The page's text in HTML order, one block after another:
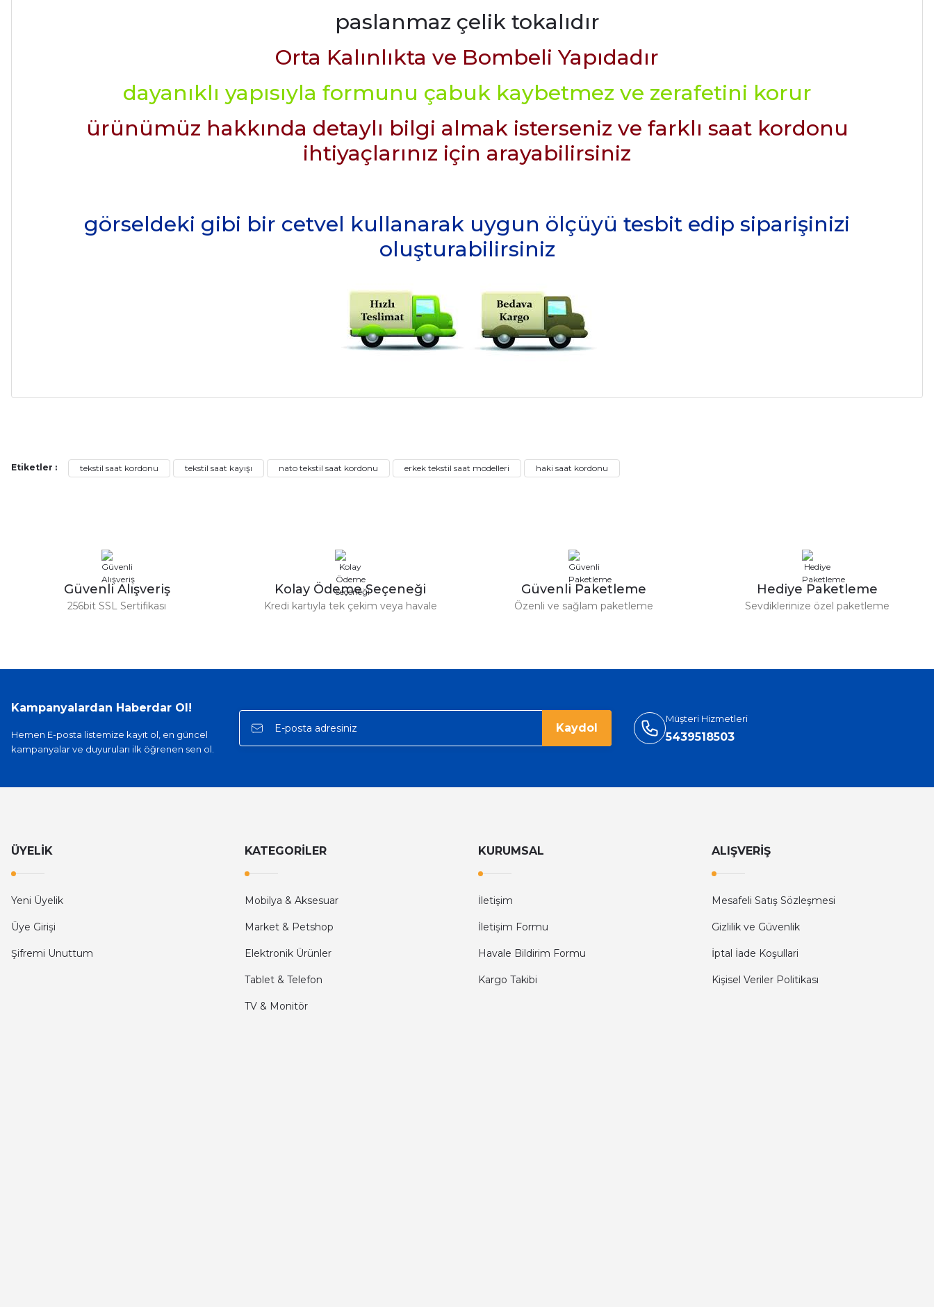
paslanmaz çelik tokalıdır
Orta Kalınlıkta ve Bombeli Yapıdadır
dayanıklı yapısıyla formunu çabuk kaybetmez ve zerafetini korur
ürünümüz hakkında detaylı bilgi almak isterseniz ve farklı saat kordonu
ihtiyaçlarınız için arayabilirsiniz
görseldeki gibi bir cetvel kullanarak uygun ölçüyü tesbit edip siparişinizi
oluşturabilirsiniz
Serdar Keskin | 19/05/2026
Swatch yos Model saatime aldim arayip teyit aldiktan sonra yolladılar saatimede tam oldu
Mehmet Kenan | 18/02/2026
Hızlı kargo, iyi iletişim
Onur Kerem Öztürk | 28/07/2025
mehmet yıldız | 19/06/2025
Etiketler : tekstil saat kordonu tekstil saat kayışı nato tekstil saat kordonu erkek tekstil saat modelleri haki saat kordonu
Güvenli Alışveriş
256bit SSL Sertifikası
Kolay Ödeme Seçeneği
Kredi kartıyla tek çekim veya havale
Güvenli Paketleme
Özenli ve sağlam paketleme
Hediye Paketleme
Sevdiklerinize özel paketleme
Kampanyalardan Haberdar Ol!
Hemen E-posta listemize kayıt ol, en güncel
kampanyalar ve duyuruları ilk öğrenen sen ol.
Kaydol
Müşteri Hizmetleri
5439518503
ÜYELİK
Yeni Üyelik
Üye Girişi
Şifremi Unuttum
KATEGORİLER
Mobilya & Aksesuar
Market & Petshop
Elektronik Ürünler
Tablet & Telefon
TV & Monitör
KURUMSAL
İletişim
İletişim Formu
Havale Bildirim Formu
Kargo Takibi
ALIŞVERİŞ
Mesafeli Satış Sözleşmesi
Gizlilik ve Güvenlik
İptal İade Koşullari
Kişisel Veriler Politikası